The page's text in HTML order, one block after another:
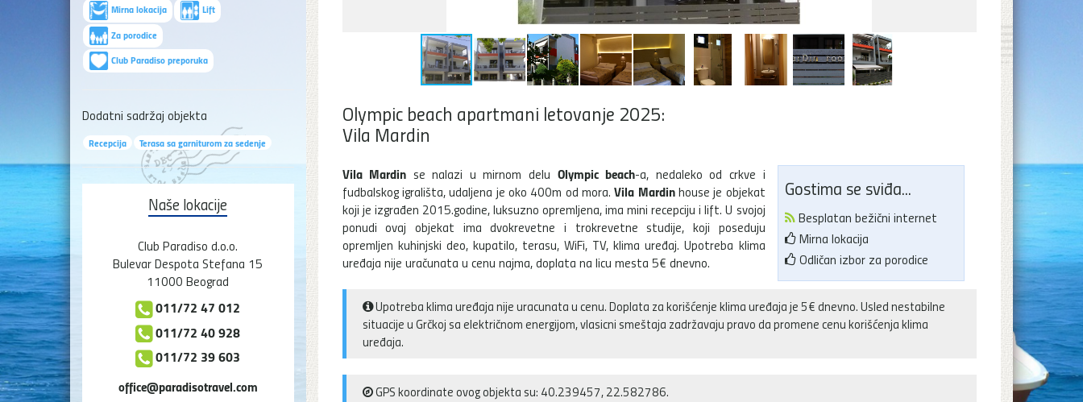
Olympic beach apartmani letovanje 2025:
Vila Mardin
Gostima se sviđa...
Besplatan bežični internet
Mirna lokacija
Odličan izbor za porodice
Vila Mardin se nalazi u mirnom delu Olympic beach-a, nedaleko od crkve i
fudbalskog igrališta, udaljena je oko 400m od mora.Vila Mardinhouse je objekat
koji je izgrađen 2015.godine, luksuzno opremljena, ima mini recepciju i lift. U svojoj
ponudi ovaj objekat ima dvokrevetne i trokrevetne studije, koji poseduju
opremljen kuhinjski deo, kupatilo, terasu, WiFi, TV, klima uređaj. Upotreba klima
uređaja nije uračunata u cenu najma, doplata na licu mesta 5€ dnevno.
Upotreba klima uređaja nije uracunata u cenu. Doplata za korišćenje klima uređaja je 5€ dnevno. Usled nestabilne
situacije u Grčkoj sa električnom energijom, vlasicni smeštaja zadržavaju pravo da promene cenu korišćenja klima
uređaja.
GPS koordinate ovog objekta su: 40.239457, 22.582786.
Mirna lokacija
Lift
Za porodice
Club Paradiso preporuka
Dodatni sadržaj objekta
Recepcija Terasa sa garniturom za sedenje
Naše lokacije
Club Paradiso d.o.o.
Bulevar Despota Stefana 15
11000 Beograd
011/72 47 012
011/72 40 928
011/72 39 603
office@paradisotravel.com